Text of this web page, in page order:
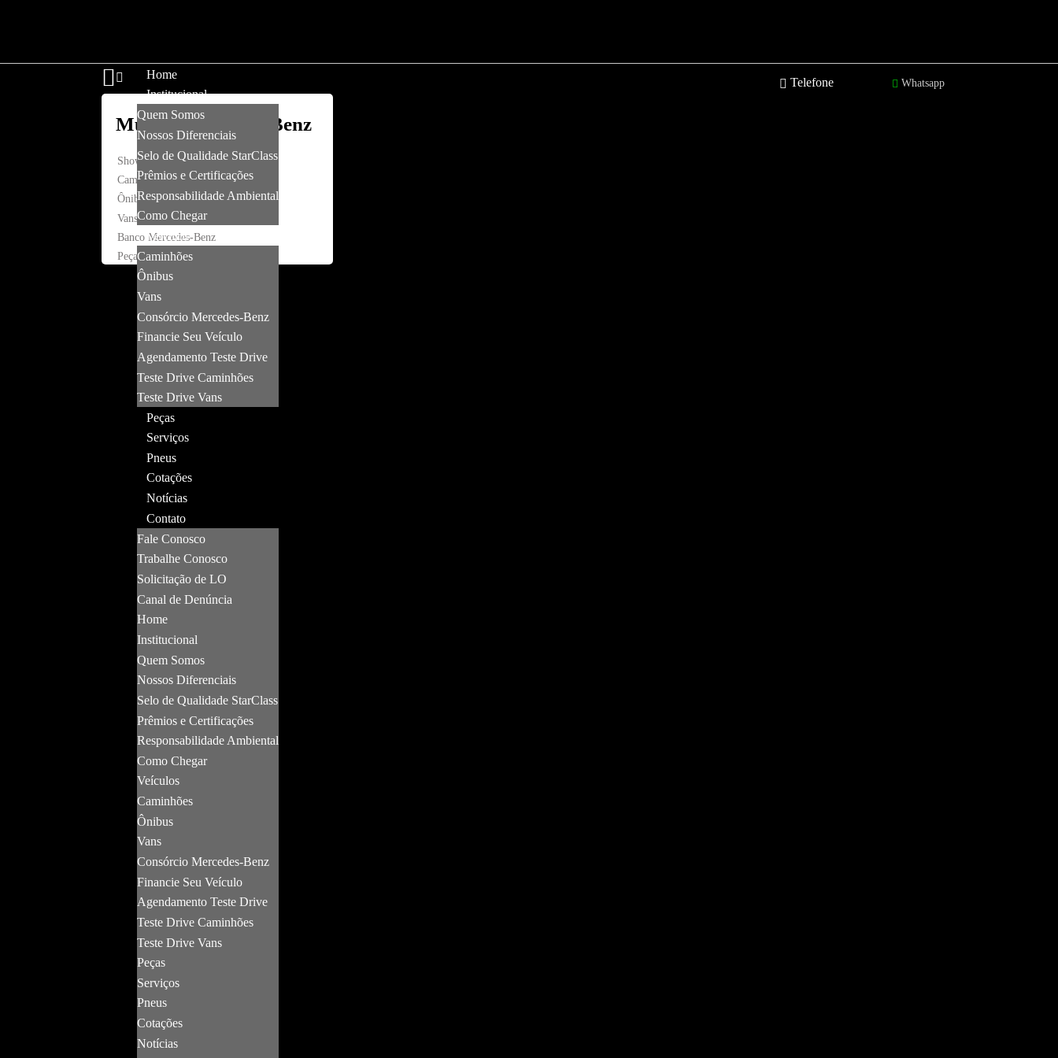
Showroom
Caminhões
Ônibus
Vans
Banco Mercedes-Benz
Peças e Serviços
Home
Institucional
Quem Somos
Nossos Diferenciais
Selo de Qualidade StarClass
Prêmios e Certificações
Responsabilidade Ambiental
Como Chegar
Veículos
Caminhões
Ônibus
Vans
Consórcio Mercedes-Benz
Financie Seu Veículo
Agendamento Teste Drive
Teste Drive Caminhões
Teste Drive Vans
Peças
Serviços
Pneus
Cotações
Notícias
Contato
Fale Conosco
Trabalhe Conosco
Solicitação de LO
Canal de Denúncia
Home
Institucional
Quem Somos
Nossos Diferenciais
Selo de Qualidade StarClass
Prêmios e Certificações
Responsabilidade Ambiental
Como Chegar
Veículos
Caminhões
Ônibus
Vans
Consórcio Mercedes-Benz
Financie Seu Veículo
Agendamento Teste Drive
Teste Drive Caminhões
Teste Drive Vans
Peças
Serviços
Pneus
Cotações
Notícias
Telefone Whatsapp